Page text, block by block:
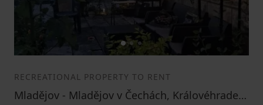
12 3
RECREATIONAL PROPERTY TO RENT
Mladějov - Mladějov v Čechách, Královéhradecký Region